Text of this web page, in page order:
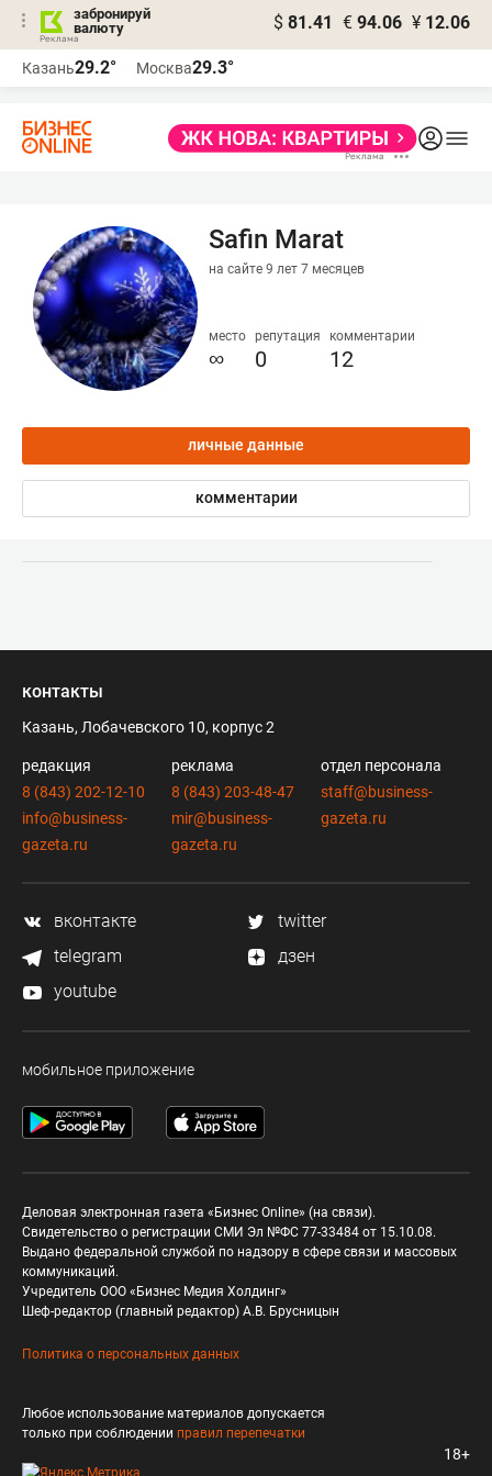
забронируй
валюту
$ 81.41 € 94.06 ¥ 12.06
Казань29.2° Москва29.3°
Safin Marat
на сайте 9 лет 7 месяцев
место
∞
репутация
0
комментарии
12
личные данные
комментарии
контакты
Казань, Лобачевского 10, корпус 2
редакция
8 (843) 202-12-10
info@business-
gazeta.ru
реклама
8 (843) 203-48-47
mir@business-
gazeta.ru
отдел персонала
staff@business-
gazeta.ru
вконтакте
twitter
telegram
дзен
youtube
мобильное приложение
Деловая электронная газета «Бизнес Online» (на связи).
Свидетельство о регистрации СМИ Эл №ФС 77-33484 от 15.10.08.
Выдано федеральной службой по надзору в сфере связи и массовых
коммуникаций.
Учредитель ООО «Бизнес Медия Холдинг»
Шеф-редактор (главный редактор) А.В. Брусницын
Политика о персональных данных
Любое использование материалов допускается
только при соблюдении правил перепечатки
18+